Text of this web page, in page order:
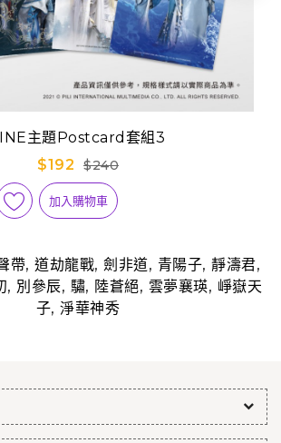
主題Postcard套組3
$192
$240
加入購物車
帶,道劫龍戰,劍非道, 青陽子,靜濤君,
, 別參辰, 驌, 陸蒼絕, 雲夢襄瑛, 崢嶽天
子,淨華神秀